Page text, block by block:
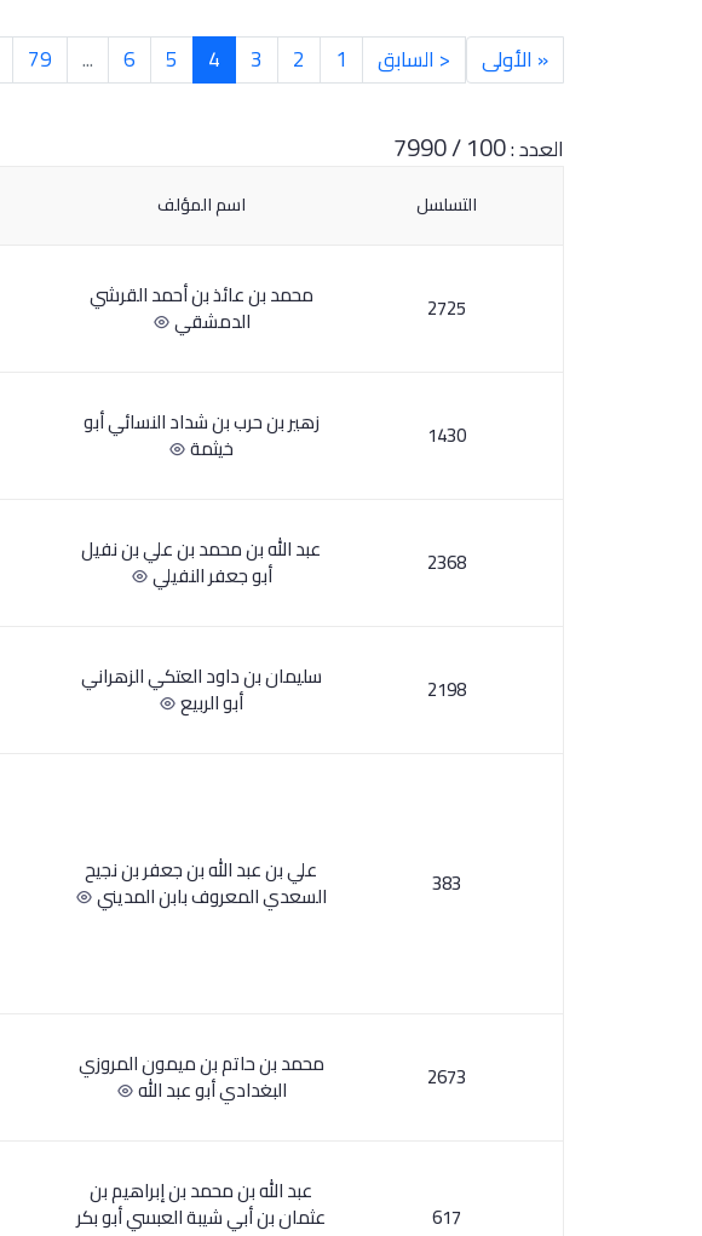
« الأولى < السابق 1
2
3
4
5
6
...
79
العدد :100 / 7990
التسلسل اسم المؤلف
2725 محمد بن عائذ بن أحمد القرشي
الدمشقي
1430 زهير بن حرب بن شداد النسائي أبو
خيثمة
2368 عبد الله بن محمد بن علي بن نفيل
أبو جعفر النفيلي
2198 سليمان بن داود العتكي الزهراني
أبو الربيع
383 علي بن عبد الله بن جعفر بن نجيح
السعدي المعروف بابن المديني
2673 محمد بن حاتم بن ميمون المروزي
البغدادي أبو عبد الله
617
عبد الله بن محمد بن إبراهيم بن
عثمان بن أبي شيبة العبسي أبو بكر